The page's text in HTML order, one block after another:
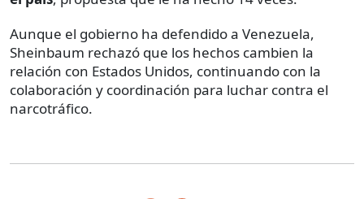
Aunque el gobierno ha defendido a Venezuela,
Sheinbaum rechazó que los hechos cambien la
relación con Estados Unidos, continuando con la
colaboración y coordinación para luchar contra el
narcotráfico.